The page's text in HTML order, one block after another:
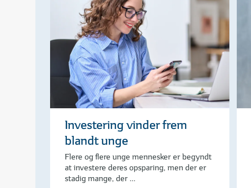
Investering vinder frem
blandt unge
Flere og flere unge mennesker er begyndt
at investere deres opsparing, men der er
stadig mange, der ...